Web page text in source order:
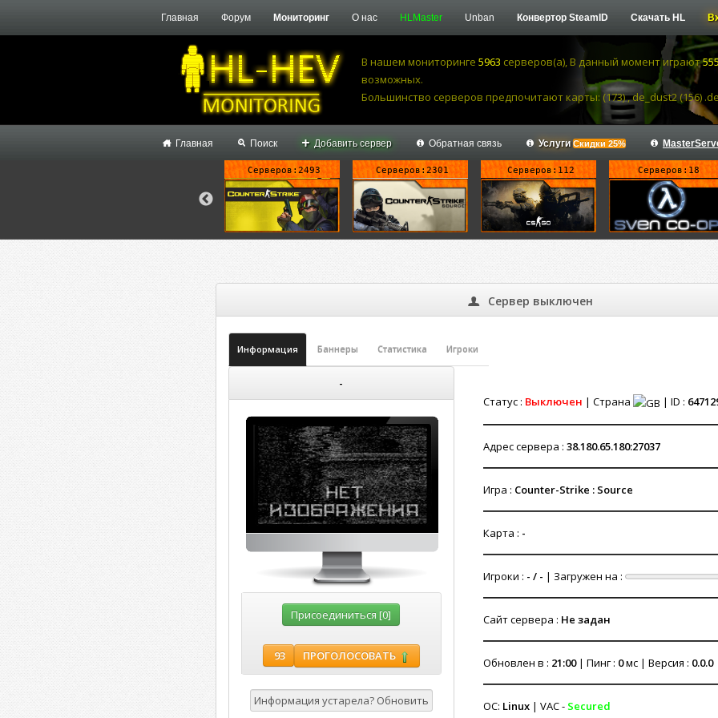
Главная Форум Мониторинг О нас HLMaster Unban Конвертор SteamID Скачать HL
В нашем мониторинге 5963 серверов(а), В данный момент играют
возможных.
Большинство серверов предпочитают карты: (173) , de_dust2 (156)
Главная Поиск Добавить сервер Обратная связь УслугиСкидки 25%
Серверов:2493 Серверов:2301 Серверов:112 Серверов:18
Сервер выключен
Информация Баннеры Статистика Игроки
-
Присоединиться [0]
93 ПРОГОЛОСОВАТЬ
Статус : Выключен | Страна | ID :
Адрес сервера : 38.180.65.180:27037
Игра : Counter-Strike : Source
Карта : -
Игроки : - / - | Загружен на :
Сайт сервера : Не задан
Обновлен в : 21:00| Пинг : 0мс | Версия : 0.0.0
ОС: Linux| VAC - Secured